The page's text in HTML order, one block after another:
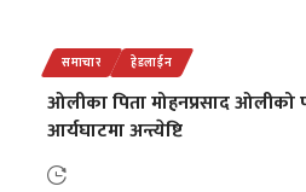
समाचार हेडलाईन
ओलीका पिता मोहनप्रसाद ओलीको
आर्यघाटमा अन्त्येष्टि